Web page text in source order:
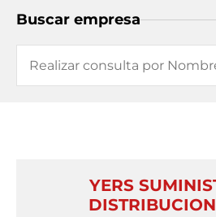
Buscar empresa
YERS